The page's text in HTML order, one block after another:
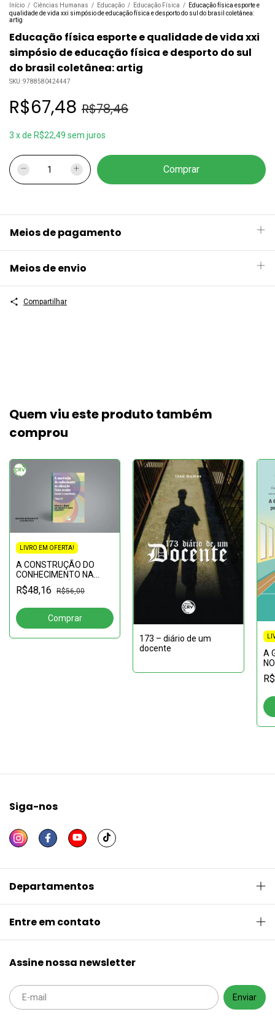
Início / Ciências Humanas / Educação / Educação Física /
Educação física esporte e
qualidade de vida xxi simpósio de educação física e desporto do sul do brasil coletânea:
artig
Educação física esporte e qualidade de vida xxi
simpósio de educação física e desporto do sul
do brasil coletânea: artig
SKU:9788580424447
R$67,48 R$78,46
3 xde R$22,49 sem juros
Meios de pagamento
Meios de envio
Compartilhar
Quem viu este produto também
comprou
LIVRO EM OFERTA!
A CONSTRUÇÃO DO
CONHECIMENTO NA
EDUCAÇÃO FÍSICA
ESCOLAR: ensaios e
R$48,16 R$56,00
173 – diário de um
docente
A
Siga-nos
Departamentos
Entre em contato
Assine nossa newsletter